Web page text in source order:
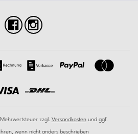
zzgl. Versandkostenund ggf.
wenn nicht anders beschrieben